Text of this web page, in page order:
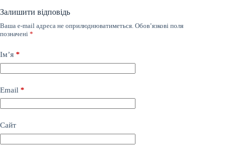
Залишити відповідь
Ваша e-mail адреса не оприлюднюватиметься. Обов’язкові поля
позначені *
Ім’я *
Email *
Сайт